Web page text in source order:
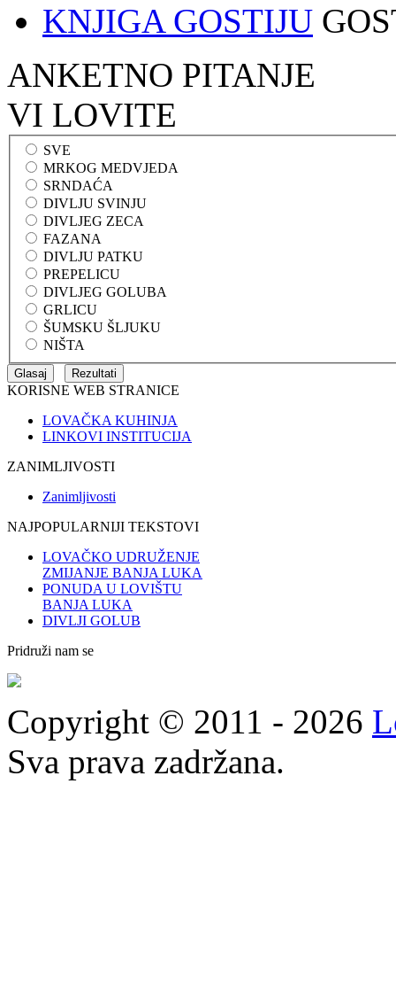
KNJIGA GOSTIJU
ANKETNO PITANJE
VI LOVITE
SVE
MRKOG MEDVJEDA
SRNDAĆA
DIVLJU SVINJU
DIVLJEG ZECA
FAZANA
DIVLJU PATKU
PREPELICU
DIVLJEG GOLUBA
GRLICU
ŠUMSKU ŠLJUKU
NIŠTA
KORISNE WEB STRANICE
LOVAČKA KUHINJA
LINKOVI INSTITUCIJA
ZANIMLJIVOSTI
Zanimljivosti
NAJPOPULARNIJI TEKSTOVI
LOVAČKO UDRUŽENJE
ZMIJANJE BANJA LUKA
PONUDA U LOVIŠTU
BANJA LUKA
DIVLJI GOLUB
Pridruži nam se
Copyright © 2011 - 2026
Sva prava zadržana.